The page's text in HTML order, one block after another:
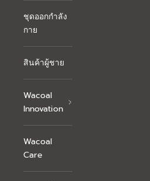
ชุดออกกำลัง
กาย
สินค้าผู้ชาย
Wacoal
Innovation
Wacoal
Care